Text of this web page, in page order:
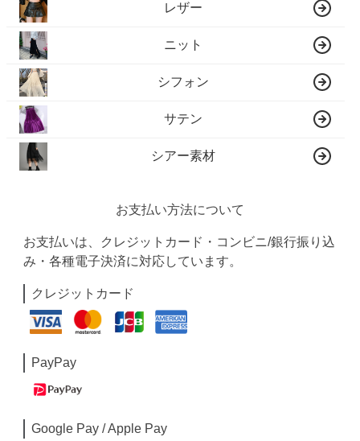
レザー
ニット
シフォン
サテン
シアー素材
お支払い方法について
お支払いは、クレジットカード・コンビニ/銀行振り込
み・各種電子決済に対応しています。
クレジットカード
PayPay
Google Pay / Apple Pay